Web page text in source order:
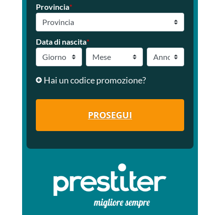
Provincia*
Data di nascita*
Hai un codice promozione?
PROSEGUI